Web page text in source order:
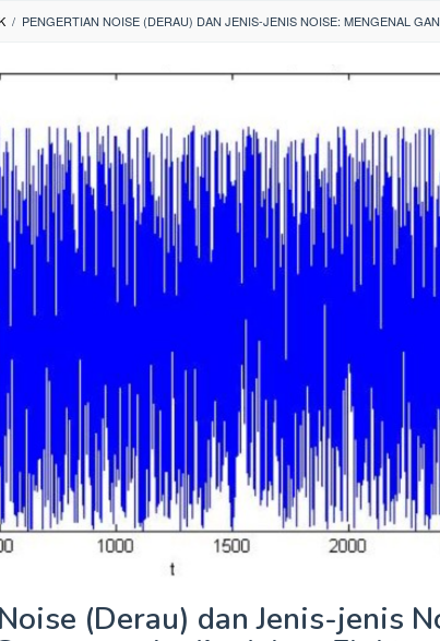
/ PENGERTIAN NOISE (DERAU) DAN JENIS-JENIS NOISE: MENGENAL
(Derau) dan Jenis-jenis